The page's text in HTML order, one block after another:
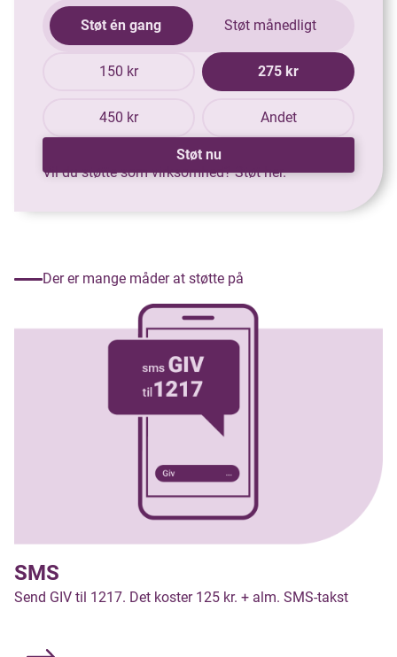
Støt én gang Støt månedligt
150 kr 275 kr
450 kr Andet
Støt nu
Vil du støtte som virksomhed?Støt her.
Der er mange måder at støtte på
SMS
Send GIV til 1217. Det koster 125 kr. + alm. SMS-takst